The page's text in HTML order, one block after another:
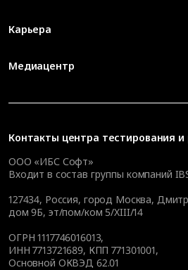
Контакты центра тестирования
ООО «ИБС Софт»
Входит в состав группы компаний
127434, Россия, город Москва,
дом 9Б, эт/пом/ком 5/XIII/14
ОГРН 1117746016013,
ИНН 7713721689, КПП 771301001,
Основной ОКВЭД 62.01
Карьера
Медиацентр